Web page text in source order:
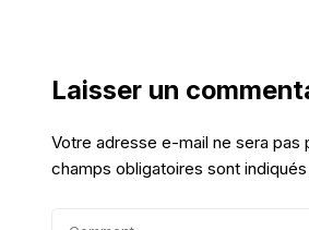
Laisser un
Votre adresse e-mail ne sera pas
champs obligatoires sont